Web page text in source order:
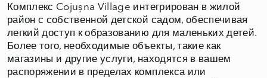
Комплекс Cojușna Village интегрирован в жилой
район с собственной детской садом, обеспечивая
легкий доступ к образованию для маленьких детей.
Более того, необходимые объекты, такие как
магазины и другие услуги, находятся в вашем
распоряжении в пределах комплекса или